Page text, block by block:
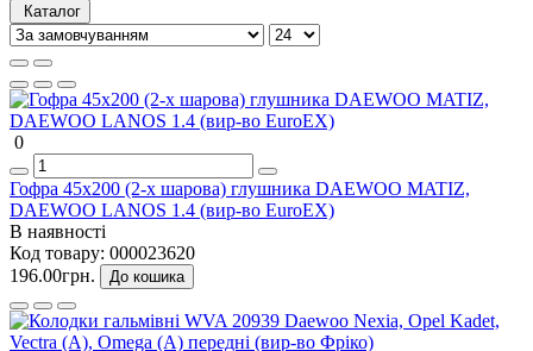
Каталог
0
Гофра 45х200 (2-х шарова) глушника DAEWOO MATIZ,
DAEWOO LANOS 1.4 (вир-во EuroEX)
В наявності
Код товару: 000023620
196.00грн.
До кошика